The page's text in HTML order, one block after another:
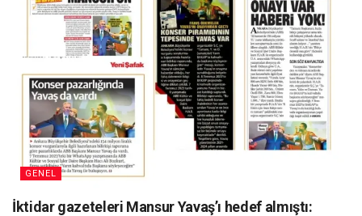
GENEL
İktidar gazeteleri Mansur Yavaş’ı hedef almıştı: